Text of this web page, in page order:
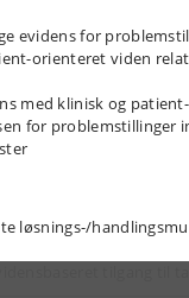
evidens for
orienteret viden
med klinisk og
for problemstillinger
løsnings-/​